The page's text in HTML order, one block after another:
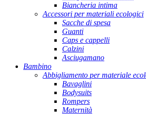
Biancheria intima
Accessori per materiali ecologici
Sacche di spesa
Guanti
Caps e cappelli
Calzini
Asciugamano
Bambino
Abbigliamento per materiale
Bavaglini
Bodysuits
Rompers
Maternità